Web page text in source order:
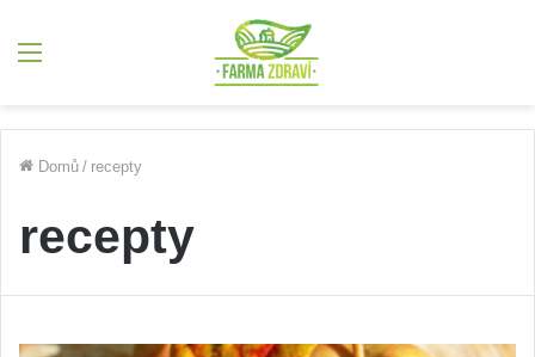
Domů / recepty
recepty